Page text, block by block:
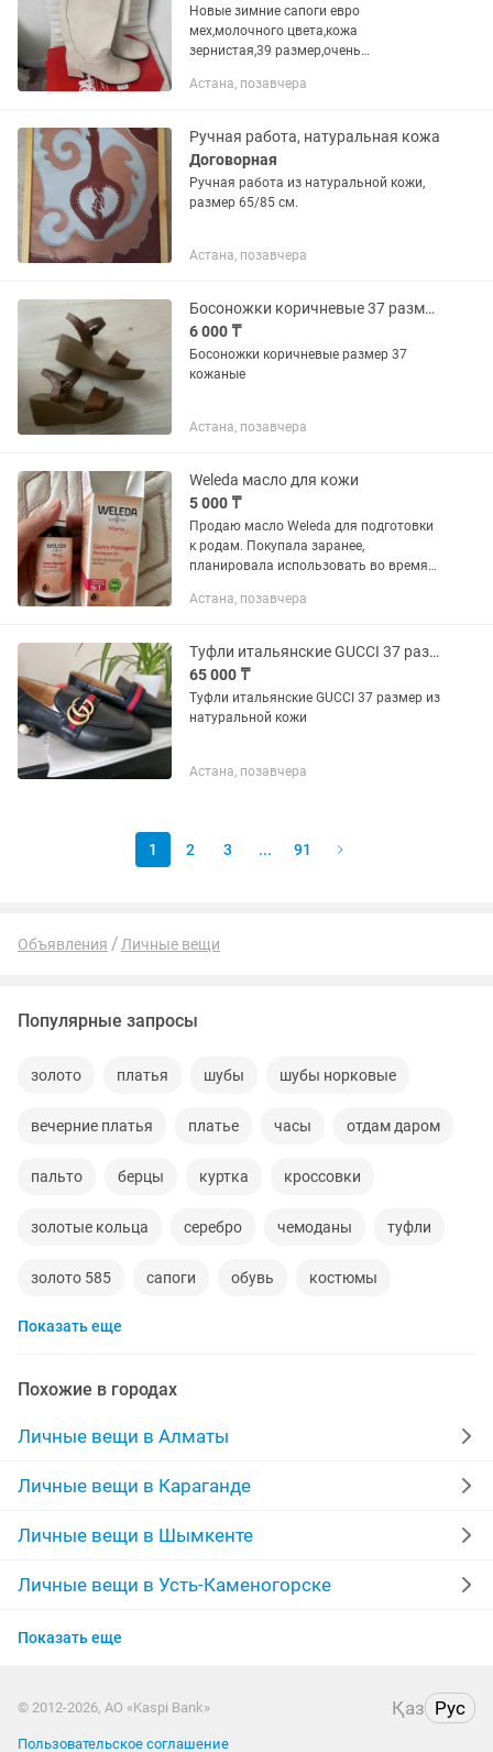
Новые зимние сапоги евро
мех,молочного цвета,кожа
зернистая,39 размер,очень
43000тенге,продам дешевле,стоили
удобный,низкий! Сапоги очень...
Астана, позавчера
Ручная работа, натуральная кожа
Договорная
Ручная работа из натуральной кожи,
размер 65/85 см.
Астана, позавчера
Босоножки коричневые 37 размер кожа
6 000 ₸
Босоножки коричневые размер 37
кожаные
Астана, позавчера
Weleda масло для кожи
5 000 ₸
Продаю масло Weleda для подготовки
к родам. Покупала заранее,
планировала использовать во время
Флакон был вскрыт, однако масло не
Астана, позавчера
Туфли итальянские GUCCI 37 размер натуральная кожа
65 000 ₸
Туфли итальянские GUCCI 37 размер из
натуральной кожи
Астана, позавчера
1 2 3 ... 91
Объявления Личные вещи
Популярные запросы
золото платья шубы шубы норковые
вечерние платья платье часы отдам даром
пальто берцы куртка кроссовки
золотые кольца серебро чемоданы туфли
золото 585 сапоги обувь костюмы
кольца норковые шубы новые
дубленки инвалидные коляски
дубленки мужские кожаные куртки
джинсы куртки мужские
Показать еще
Похожие в городах
Личные вещи в Алматы
Личные вещи в Караганде
Личные вещи в Шымкенте
Личные вещи в Усть-Каменогорске
Личные вещи в Актобе
Личные вещи в Таразе
Показать еще
© 2012-2026, АО «Kaspi Bank» Қаз Рус
Пользовательское соглашение